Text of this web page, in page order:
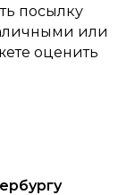
посылку
или
оценить